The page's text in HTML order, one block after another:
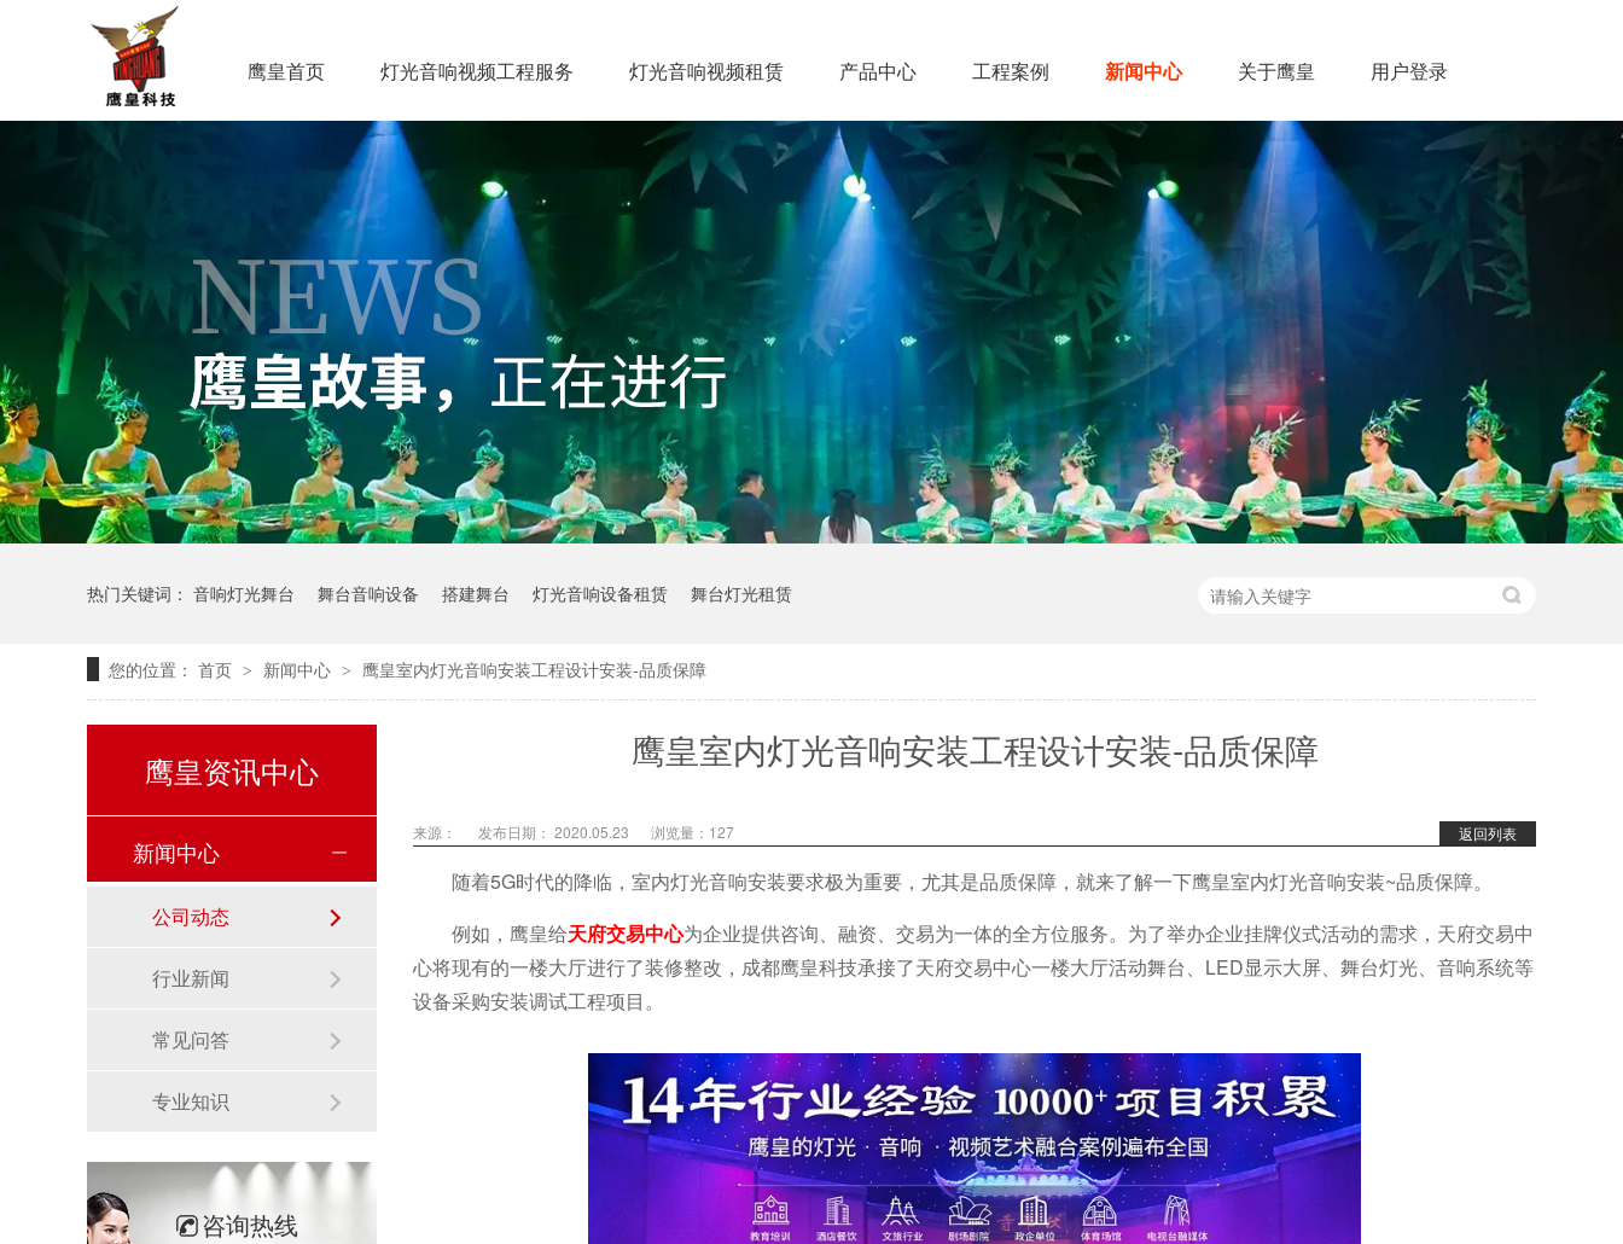
鹰皇首页 灯光音响视频工程服务 灯光音响视频租赁 产品中心 工程案例 新闻中心 关于鹰皇 用户登录
热门关键词： 音响灯光舞台 舞台音响设备 搭建舞台 灯光音响设备租赁 舞台灯光租赁
您的位置： 首页 > 新闻中心 > 鹰皇室内灯光音响安装工程设计安装-品质保障
鹰皇室内灯光音响安装工程设计安装-品质保障
返回列表
来源： 发布日期： 2020.05.23 浏览量： 127
随着5G时代的降临，室内灯光音响安装要求极为重要，尤其是品质保障，就来了解一下鹰皇室内灯光音响安装~品质保障。
例如，鹰皇给天府交易中心为企业提供咨询、融资、交易为一体的全方位服务。为了举办企业挂牌仪式活动的需求，天府交易中
心将现有的一楼大厅进行了装修整改，成都鹰皇科技承接了天府交易中心一楼大厅活动舞台、LED显示大屏、舞台灯光、音响系统等
设备采购安装调试工程项目。
鹰皇资讯中心
新闻中心
公司动态
行业新闻
常见问答
专业知识
咨询热线